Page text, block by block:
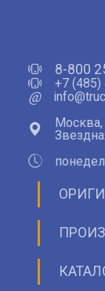
8-800
+7
@
Москва,